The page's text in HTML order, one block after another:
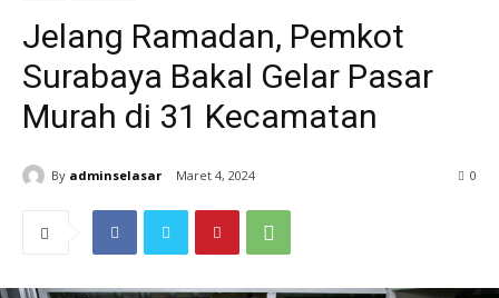
Jelang Ramadan, Pemkot
Surabaya Bakal Gelar Pasar
Murah di 31 Kecamatan
By adminselasar Maret 4, 2024 0